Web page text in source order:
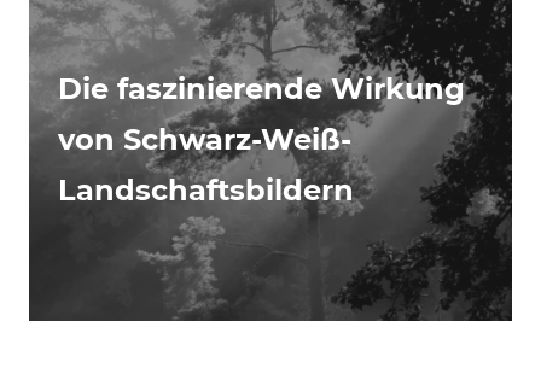
Die faszinierende Wirkung
von Schwarz-Weiß-
Landschaftsbildern